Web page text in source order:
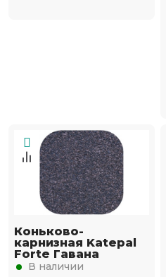
Коньково-
карнизная Katepal
Forte Гавана
В наличии